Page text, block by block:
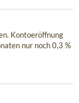
Kontoeröffnung
nur noch 0,3 %